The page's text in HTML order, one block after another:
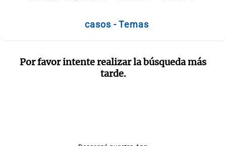
casos - Temas
Por favor intente realizar la búsqueda más
tarde.